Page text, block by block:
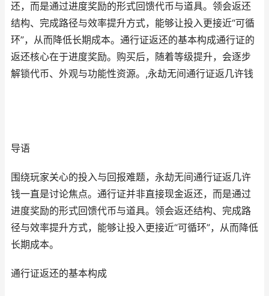
还，而是通过进度奖励的形式回馈代币与道具。领会返还
结构、完成路径与效率提升方式，能够让投入更接近“可循
环”，从而降低长期成本。通行证返还的基本构成通行证的
返还核心在于进度奖励。购买后，随着等级提升，会逐步
解锁代币、外观与功能性资源。,永劫无间通行证返几许钱
导语
围绕玩家关心的投入与回报难题，永劫无间通行证返几许
钱一直是讨论焦点。通行证并非直接现金返还，而是通过
进度奖励的形式回馈代币与道具。领会返还结构、完成路
径与效率提升方式，能够让投入更接近“可循环”，从而降低
长期成本。
通行证返还的基本构成